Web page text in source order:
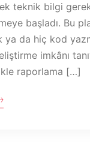
teknik bilgi
başladı. Bu
ya da hiç kod
imkânı
raporlama […]